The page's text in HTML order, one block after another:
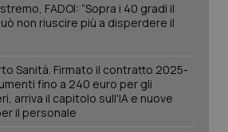
FADOI: “Sopra i 40 gradi il
non riuscire più a disperdere il
Sanità. Firmato il contratto 2025-
fino a 240 euro per gli
arriva il capitolo sull'IA e nuove
il personale